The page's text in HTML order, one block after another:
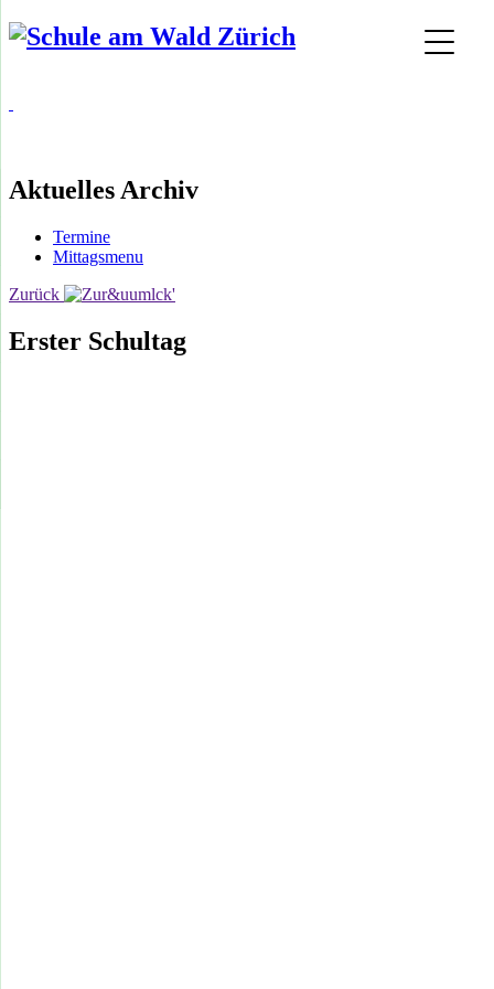
Aktuelles Archiv
Termine
Mittagsmenu
Zurück
Erster Schultag